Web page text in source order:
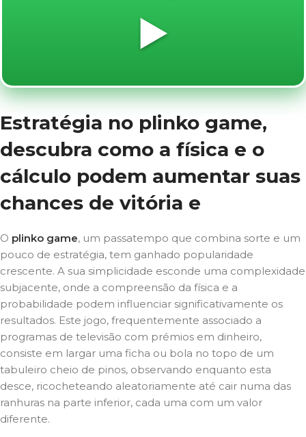
▶️
Estratégia no plinko game,
descubra como a física e o
cálculo podem aumentar suas
chances de vitória e
O plinko game, um passatempo que combina sorte e um
pouco de estratégia, tem ganhado popularidade
crescente. A sua simplicidade esconde uma complexidade
subjacente, onde a compreensão da física e a
probabilidade podem influenciar significativamente os
resultados. Este jogo, frequentemente associado a
programas de televisão com prémios em dinheiro,
consiste em largar uma ficha ou bola no topo de um
tabuleiro cheio de pinos, observando enquanto esta
desce, ricocheteando aleatoriamente até cair numa das
ranhuras na parte inferior, cada uma com um valor
diferente.